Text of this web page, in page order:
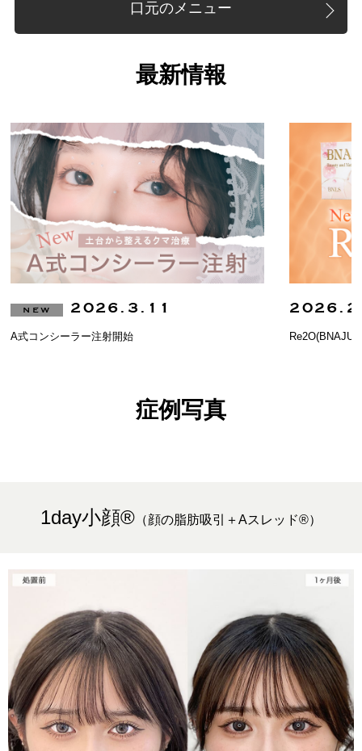
口元のメニュー
最新情報
NEW 2026.3.11
A式コンシーラー注射開始
症例写真
1day小顔®︎ （顔の脂肪吸引＋Aスレッド®︎）